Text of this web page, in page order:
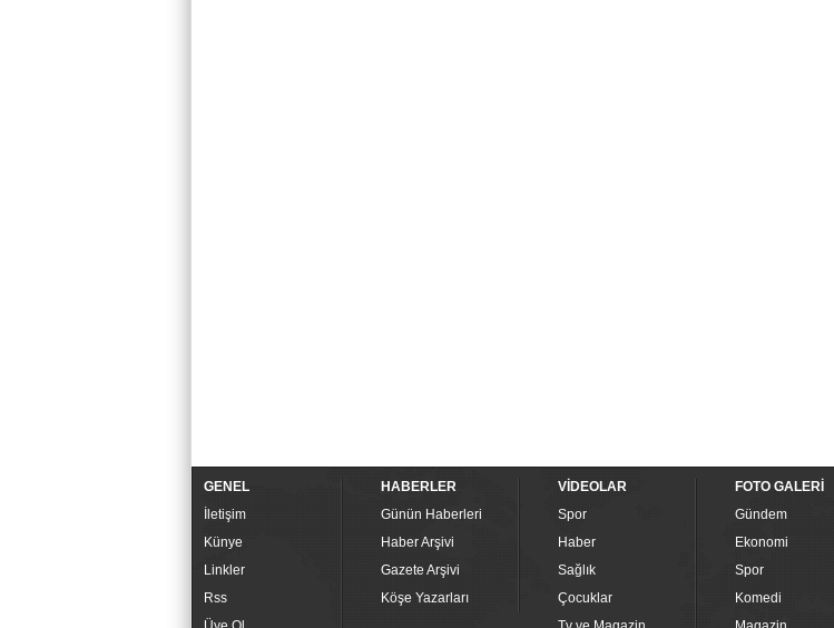
GENEL
İletişim
Künye
Linkler
Rss
HABERLER
Günün Haberleri
Haber Arşivi
Gazete Arşivi
Köşe Yazarları
VİDEOLAR
Spor
Haber
Sağlık
Çocuklar
FOTO GALERİ
Gündem
Ekonomi
Spor
Komedi